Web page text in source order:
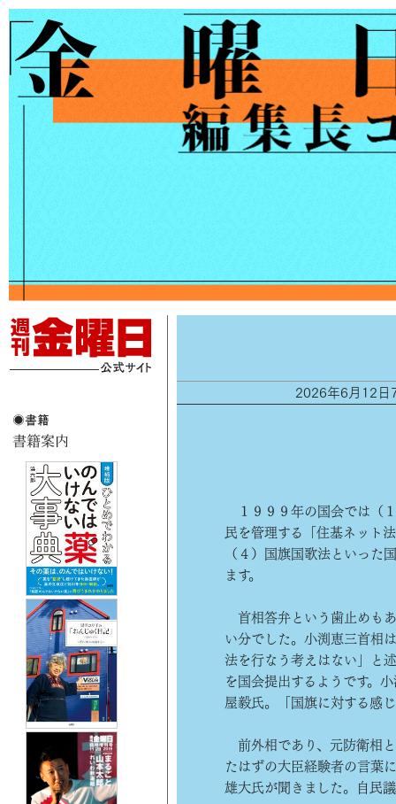
2026年6月12日
１９９９年の国会では（
民を管理する「住基ネット
（４）国旗国歌法といった
ます。
首相答弁という歯止めも
い分でした。小渕恵三首相
法を行なう考えはない」と
を国会提出するようです。
屋毅氏。「国旗に対する感
前外相であり、元防衛相
たはずの大臣経験者の言葉
雄大氏が聞きました。自民